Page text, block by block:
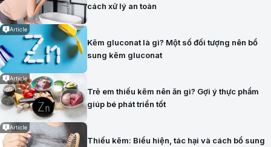
cách xử lý an toàn
Article
Kẽm gluconat là gì? Một số đối tượng nên bổ
sung kẽm gluconat
Article
Trẻ em thiếu kẽm nên ăn gì? Gợi ý thực phẩm
giúp bé phát triển tốt
Article
Thiếu kẽm: Biểu hiện, tác hại và cách bổ sung